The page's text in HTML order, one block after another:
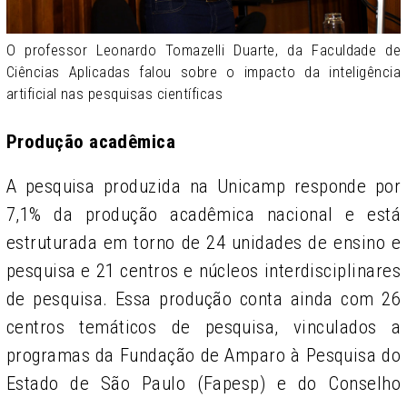
O professor Leonardo Tomazelli Duarte, da Faculdade de
Ciências Aplicadas falou sobre o impacto da inteligência
artificial nas pesquisas científicas
Produção acadêmica
A pesquisa produzida na Unicamp responde por
7,1% da produção acadêmica nacional e está
estruturada em torno de 24 unidades de ensino e
pesquisa e 21 centros e núcleos interdisciplinares
de pesquisa. Essa produção conta ainda com 26
centros temáticos de pesquisa, vinculados a
programas da Fundação de Amparo à Pesquisa do
Estado de São Paulo (Fapesp) e do Conselho